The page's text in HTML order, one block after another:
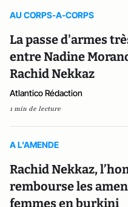
AU CORPS-A-CORPS
La passe d'armes
entre Nadine
Rachid Nekkaz
Atlantico Rédaction
1 min de lecture
A L'AMENDE
Rachid Nekkaz,
rembourse les
femmes en burkini